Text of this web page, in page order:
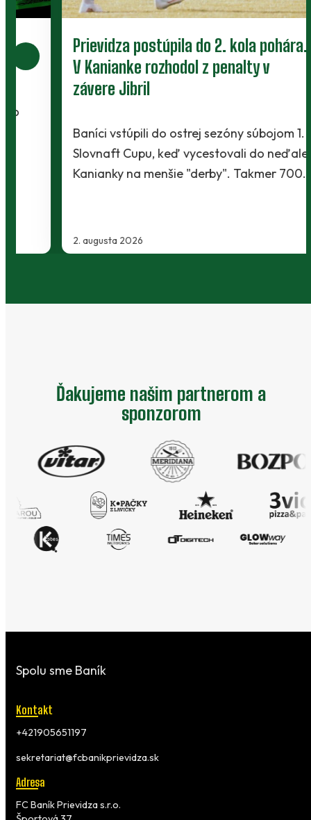
Prievidza postúpila do 2. kola pohára.
V Kanianke rozhodol z penalty v
závere Jibril
2. augusta 2026
Baníci vstúpili do ostrej sezóny súbojom 1. kola
Slovnaft Cupu, keď vycestovali do neďalekej
Kanianky na menšie "derby". Takmer 700…
Ďakujeme našim partnerom a
sponzorom
Spolu sme Baník
Kontakt
+421905651197
sekretariat@fcbanikprievidza.sk
Adresa
FC Baník Prievidza s.r.o.